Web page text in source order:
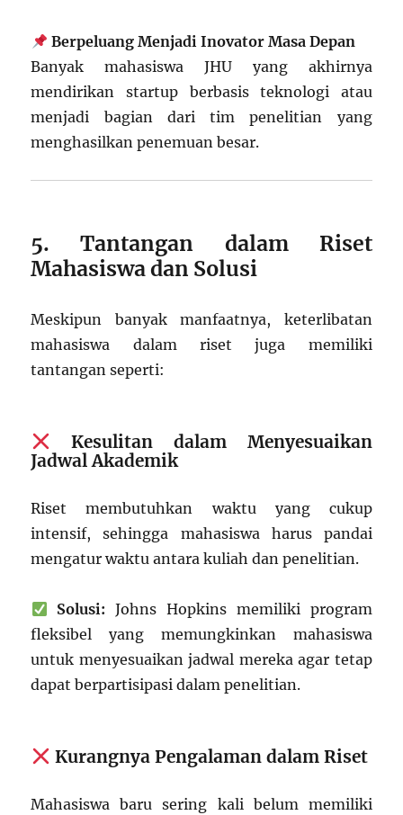
Berpeluang Menjadi Inovator Masa Depan
Banyak mahasiswa JHU yang akhirnya
mendirikan startup berbasis teknologi atau
menjadi bagian dari tim penelitian yang
menghasilkan penemuan besar.
5. Tantangan dalam Riset
Mahasiswa dan Solusi
Meskipun banyak manfaatnya, keterlibatan
mahasiswa dalam riset juga memiliki
tantangan seperti:
Kesulitan dalam Menyesuaikan
Jadwal Akademik
Riset membutuhkan waktu yang cukup
intensif, sehingga mahasiswa harus pandai
mengatur waktu antara kuliah dan penelitian.
Solusi: Johns Hopkins memiliki program
fleksibel yang memungkinkan mahasiswa
untuk menyesuaikan jadwal mereka agar tetap
dapat berpartisipasi dalam penelitian.
Kurangnya Pengalaman dalam Riset
Mahasiswa baru sering kali belum memiliki